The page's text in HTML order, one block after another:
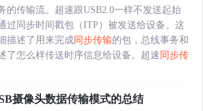
的传输流。超速跟USB2.0一样不发送起始
过同步时间戳包（ITP）被发送给设备。这
描述了用来完成 同步传输的包，总线事务和
了怎么样传送时序信息给设备。超速 同步传
摄像头数据传输模式的总结